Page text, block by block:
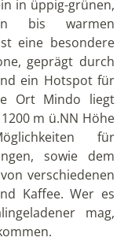
in üppig-grünen,
bis warmen
eine besondere
geprägt durch
ein Hotspot für
Ort Mindo liegt
m ü.NN Höhe
für
sowie dem
verschiedenen
Kaffee. Wer es
mag,